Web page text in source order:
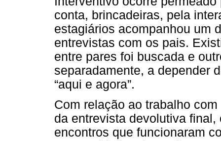
conta, brincadeiras, pela
estagiários acompanhou um
entrevistas com os pais.
entre pares foi buscada e
separadamente, a depender
“aqui e agora”.
Com relação ao trabalho
da entrevista devolutiva
encontros que funcionaram